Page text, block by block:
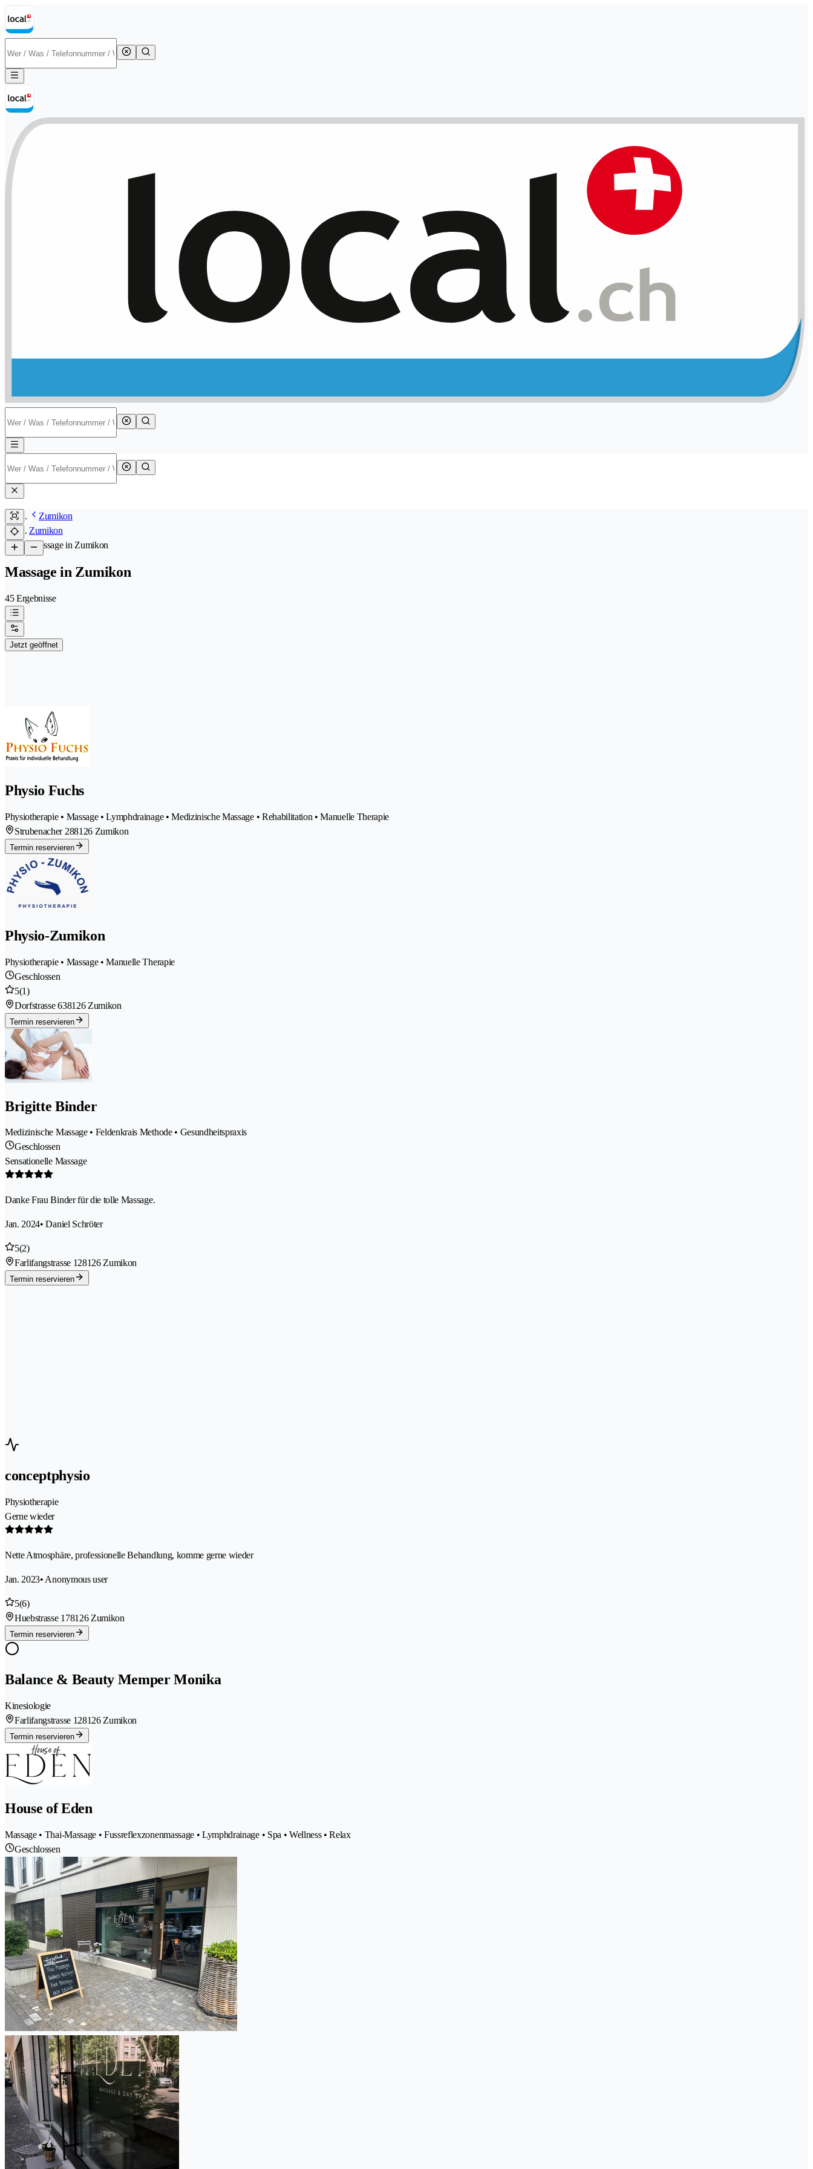
Zumikon
Zumikon
/Massage in Zumikon
Massage in Zumikon
45 Ergebnisse
Jetzt geöffnet
Physio Fuchs
Physiotherapie • Massage • Lymphdrainage • Medizinische Massage • Rehabilitation • Manuelle Therapie
Strubenacher 288126 Zumikon
Termin reservieren
Physio-Zumikon
Physiotherapie • Massage • Manuelle Therapie
Geschlossen
5(1)
Dorfstrasse 638126 Zumikon
Termin reservieren
Brigitte Binder
Medizinische Massage • Feldenkrais Methode • Gesundheitspraxis
Geschlossen
Sensationelle Massage
Danke Frau Binder für die tolle Massage.
Jan. 2024• Daniel Schröter
5(2)
Farlifangstrasse 128126 Zumikon
Termin reservieren
conceptphysio
Physiotherapie
Gerne wieder
Nette Atmosphäre, professionelle Behandlung, komme gerne wieder
Jan. 2023• Anonymous user
5(6)
Huebstrasse 178126 Zumikon
Termin reservieren
Balance & Beauty Memper Monika
Kinesiologie
Farlifangstrasse 128126 Zumikon
Termin reservieren
House of Eden
Massage • Thai-Massage • Fussreflexzonenmassage • Lymphdrainage • Spa • Wellness • Relax
Geschlossen